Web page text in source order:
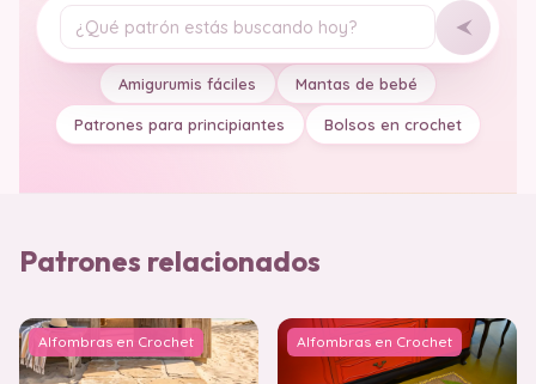
Tu pregunta
Amigurumis fáciles Mantas de bebé
Patrones para principiantes Bolsos en crochet
Patrones relacionados
Alfombras en Crochet Alfombras en Crochet